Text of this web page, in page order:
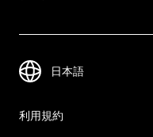
利用規約